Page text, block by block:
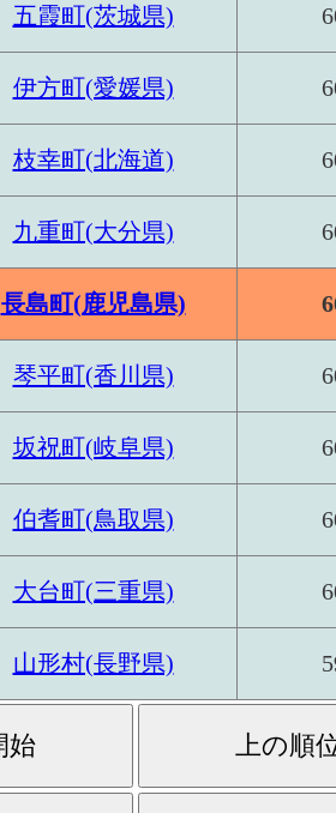
五霞町(茨城県)
伊方町(愛媛県)
枝幸町(北海道)
九重町(大分県)
長島町(鹿児島県)
琴平町(香川県)
坂祝町(岐阜県)
伯耆町(鳥取県)
大台町(三重県)
山形村(長野県)